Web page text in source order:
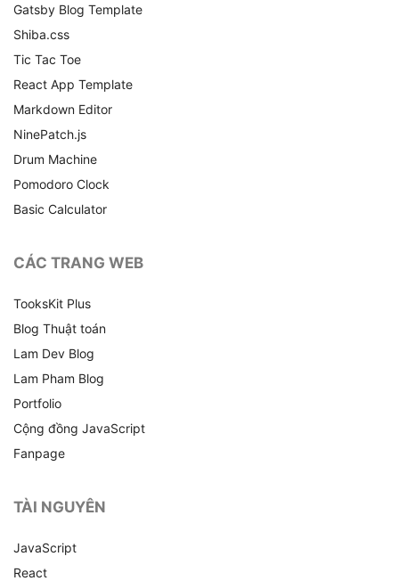
Gatsby Blog Template
Shiba.css
Tic Tac Toe
React App Template
Markdown Editor
NinePatch.js
Drum Machine
Pomodoro Clock
Basic Calculator
CÁC TRANG WEB
TooksKit Plus
Blog Thuật toán
Lam Dev Blog
Lam Pham Blog
Portfolio
Cộng đồng JavaScript
Fanpage
TÀI NGUYÊN
JavaScript
React